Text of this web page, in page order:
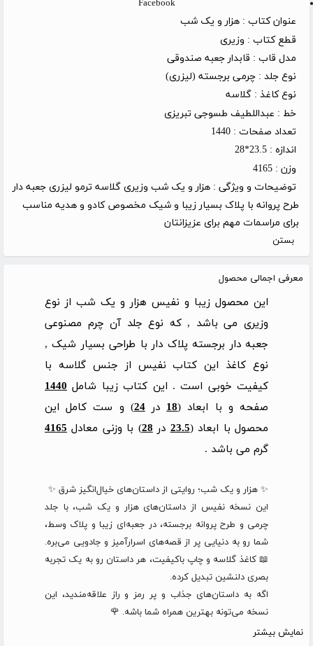
Facebook
عنوان کتاب : هزار و یک شب
قطع کتاب : وزیری
مدل قاب : قابدار جعبه صندوقی
نوع جلد : چرمی برجسته (لیزری)
نوع کاغذ : گلاسه
خط : عبداللطیف طسوجی تبریزی
تعداد صفحات : 1440
اندازه : 23.5*28
وزن : 4165
توضیحات و ویژگی : هزار و یک شب وزیری گلاسه ترمو لیزری جعبه دار
طرح پروانه با پلاک بسیار زیبا و شیک مخصوص کادو و هدیه مناسب
برای مراسمات مهم برای عزیزانتان
بستن
معرفی اجمالی محصول
این محصول زیبا و نفیس هزار و یک شب از نوع
وزیری می باشد , که نوع جلد آن چرم مصنوعی
جعبه دار برجسته پلاک دار با طراحی بسیار شیک ,
نوع کاغذ این کتاب نفیس از جنس گلاسه با
کیفیت خوبی است . این کتاب زیبا شامل 1440
صفحه و با ابعاد (18در24) و ست کامل این
محصول با ابعاد (23.5در28) با وزنی معادل 4165
گرم می باشد .
✨ هزار و یک شب؛ روایتی از داستان‌های خیال‌انگیز شرق ✨
این نسخه نفیس از داستان‌های هزار و یک شب، با جلد
چرمی و طرح پروانه برجسته، در جعبه‌ای زیبا و پلاک وسط،
شما رو به دنیایی پر از قصه‌های اسرارآمیز و جادویی می‌بره.
📖 کاغذ گلاسه و چاپ باکیفیت، هر داستان رو به یک تجربه
بصری دلنشین تبدیل کرده.
اگه به داستان‌های جذاب و پر رمز و راز علاقه‌مندید، این
نسخه می‌تونه بهترین همراه شما باشه. 🌹
نمایش بیشتر